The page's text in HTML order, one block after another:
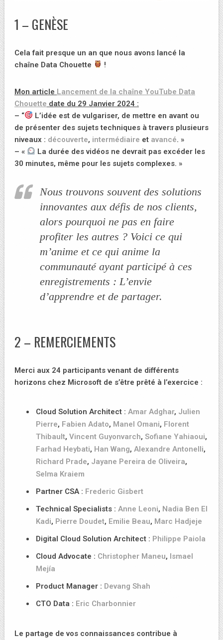
1 – GENÈSE
Cela fait presque un an que nous avons lancé la
chaîne Data Chouette
!
Mon article Lancement de la chaîne YouTube Data
Chouette date du 29 Janvier 2024 :
– “
L’idée est de vulgariser, de mettre en avant ou
de présenter des sujets techniques à travers plusieurs
niveaux : découverte, intermédiaire et avancé. »
– «
La durée des vidéos ne devrait pas excéder les
30 minutes, même pour les sujets complexes. »
Nous trouvons souvent des solutions
innovantes aux défis de nos clients,
alors pourquoi ne pas en faire
profiter les autres ? Voici ce qui
m’anime et ce qui anime la
communauté ayant participé à ces
enregistrements : L’envie
d’apprendre et de partager.
2 – REMERCIEMENTS
Merci aux 24 participants venant de différents
horizons chez Microsoft de s’être prêté à l’exercice :
Cloud Solution Architect : Amar Adghar, Julien
Pierre, Fabien Adato, Manel Omani, Florent
Thibault, Vincent Guyonvarch, Sofiane Yahiaoui,
Farhad Heybati, Han Wang, Alexandre Antonelli,
Richard Prade, Jayane Pereira de Oliveira,
Selma Kraiem
Partner CSA : Frederic Gisbert
Technical Specialists : Anne Leoni, Nadia Ben El
Kadi, Pierre Doudet, Emilie Beau, Marc Hadjeje
Digital Cloud Solution Architect : Philippe Paiola
Cloud Advocate : Christopher Maneu, Ismael
Mejía
Product Manager : Devang Shah
CTO Data : Eric Charbonnier
Le partage de vos connaissances contribue à